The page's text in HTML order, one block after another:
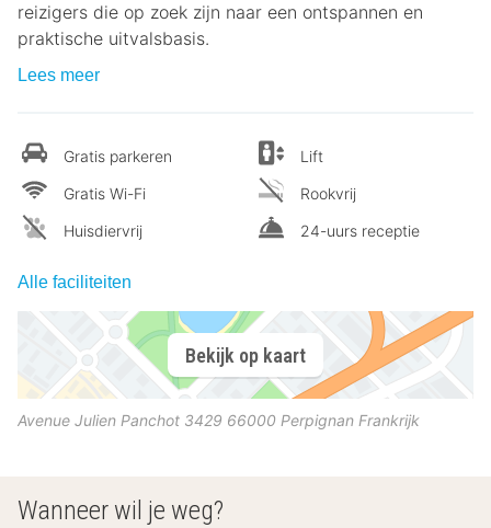
reizigers die op zoek zijn naar een ontspannen en
praktische uitvalsbasis.
Lees meer
Gratis parkeren
Gratis Wi-Fi
Huisdiervrij
Lift
Rookvrij
24-uurs receptie
Alle faciliteiten
Bekijk op kaart
Avenue Julien Panchot 3429 66000 Perpignan Frankrijk
Wanneer wil je weg?